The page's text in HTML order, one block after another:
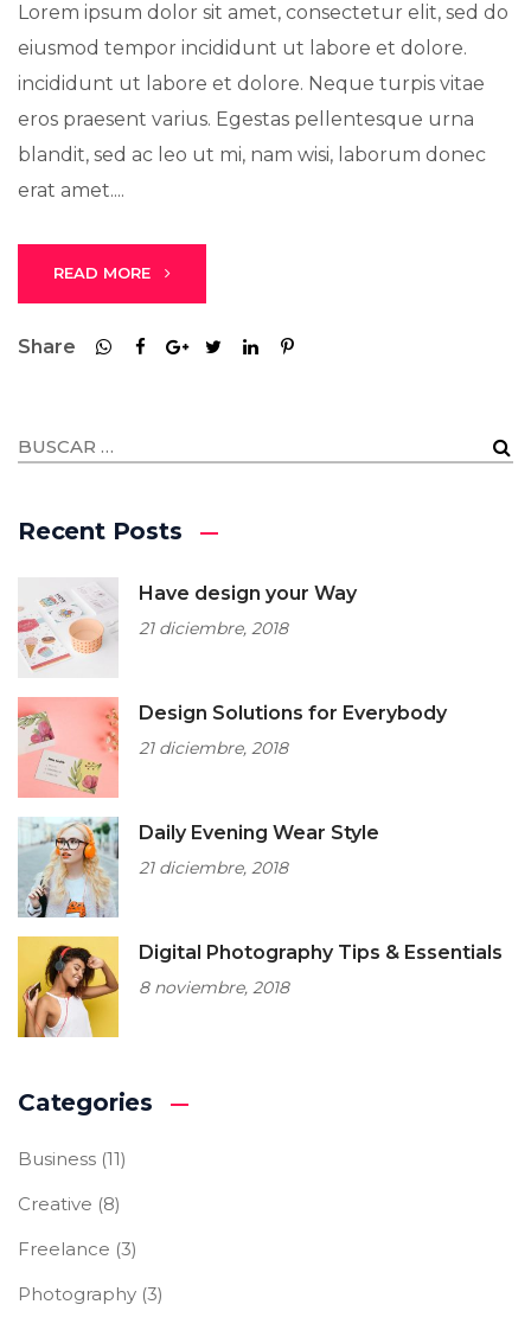
Lorem ipsum dolor sit amet, consectetur elit, sed do
eiusmod tempor incididunt ut labore et dolore.
incididunt ut labore et dolore. Neque turpis vitae
eros praesent varius. Egestas pellentesque urna
blandit, sed ac leo ut mi, nam wisi, laborum donec
erat amet....
READ MORE
Share
Recent Posts
Have design your Way
21 diciembre, 2018
Design Solutions for Everybody
21 diciembre, 2018
Daily Evening Wear Style
21 diciembre, 2018
Digital Photography Tips & Essentials
8 noviembre, 2018
Categories
Business (11)
Creative (8)
Freelance (3)
Photography (3)